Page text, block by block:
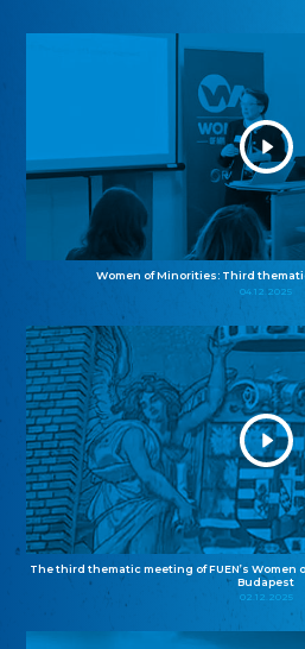
Women of Minorities: Third
04.12.2025
The third thematic meeting of FUEN’s
Budapest
02.12.2025